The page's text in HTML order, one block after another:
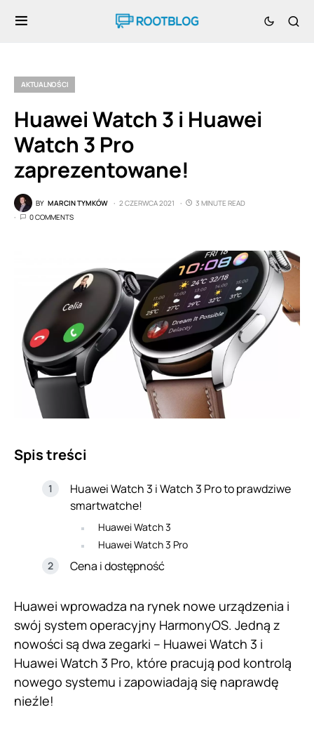
AKTUALNOŚCI
Huawei Watch 3 i Huawei
Watch 3 Pro
zaprezentowane!
BY MARCIN TYMKÓW 2 CZERWCA 2021
3 MINUTE READ
0 COMMENTS
Spis treści
Huawei Watch 3 i Watch 3 Pro to prawdziwe
smartwatche!
Huawei Watch 3
Huawei Watch 3 Pro
Cena i dostępność
Huawei wprowadza na rynek nowe urządzenia i
swój system operacyjny HarmonyOS. Jedną z
nowości są dwa zegarki – Huawei Watch 3 i
Huawei Watch 3 Pro, które pracują pod kontrolą
nowego systemu i zapowiadają się naprawdę
nieźle!